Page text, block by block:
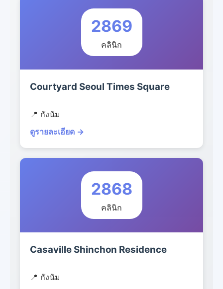
2869
คลินิก
Courtyard Seoul Times Square
📍 กังนัม
ดูรายละเอียด →
2868
คลินิก
Casaville Shinchon Residence
📍 กังนัม